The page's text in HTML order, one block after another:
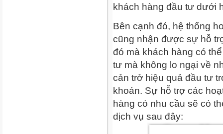
khách hàng đầu tư dưới
Bên cạnh đó, hệ thống
cũng nhận được sự hỗ
đó mà khách hàng có
tư mà không lo ngại về
cản trở hiệu quả đầu tư
khoán. Sự hỗ trợ các
hàng có nhu cầu sẽ có
dịch vụ sau đây: